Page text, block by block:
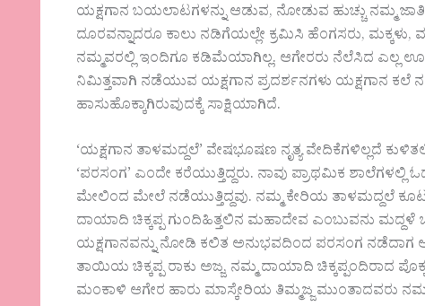
ಯಕ್ಷಗಾನ ಬಯಲಾಟಗಳನ್ನು ಆಡುವ, ನೋಡುವ ಹುಚ್ಚು ನಮ್ಮ
ದೂರವನ್ನಾದರೂ ಕಾಲು ನಡಿಗೆಯಲ್ಲೇ ಕ್ರಮಿಸಿ ಹೆಂಗಸರು,
ನಮ್ಮವರಲ್ಲಿ ಇಂದಿಗೂ ಕಡಿಮೆಯಾಗಿಲ್ಲ. ಆಗೇರರು ನೆಲೆಸಿದ ಎಲ್ಲ
ನಿಮಿತ್ತವಾಗಿ ನಡೆಯುವ ಯಕ್ಷಗಾನ ಪ್ರದರ್ಶನಗಳು ಯಕ್ಷಗಾನ ಕಲೆ
ಹಾಸುಹೊಕ್ಕಾಗಿರುವುದಕ್ಕೆ ಸಾಕ್ಷಿಯಾಗಿದೆ.
‘ಯಕ್ಷಗಾನ ತಾಳಮದ್ದಲೆ’ ವೇಷಭೂಷಣ ನೃತ್ಯ ವೇದಿಕೆಗಳಿಲ್ಲದೆ
‘ಪರಸಂಗ’ ಎಂದೇ ಕರೆಯುತ್ತಿದ್ದರು. ನಾವು ಪ್ರಾಥಮಿಕ
ಮೇಲಿಂದ ಮೇಲೆ ನಡೆಯುತ್ತಿದ್ದವು. ನಮ್ಮ ಕೇರಿಯ ತಾಳಮದ್ದಲೆ
ದಾಯಾದಿ ಚಿಕ್ಕಪ್ಪ ಗುಂದಿಹಿತ್ತಲಿನ ಮಹಾದೇವ ಎಂಬುವನು ಮದ್ದಳೆ
ಯಕ್ಷಗಾನವನ್ನು ನೋಡಿ ಕಲಿತ ಅನುಭವದಿಂದ ಪರಸಂಗ ನಡೆದಾಗ
ತಾಯಿಯ ಚಿಕ್ಕಪ್ಪ ರಾಕು ಅಜ್ಜ, ನಮ್ಮ ದಾಯಾದಿ ಚಿಕ್ಕಪ್ಪಂದಿರಾದ
ಮಂಕಾಳಿ ಆಗೇರ ಹಾರು ಮಾಸ್ಕೇರಿಯ ತಿಮ್ಮಜ್ಜ ಮುಂತಾದವರು